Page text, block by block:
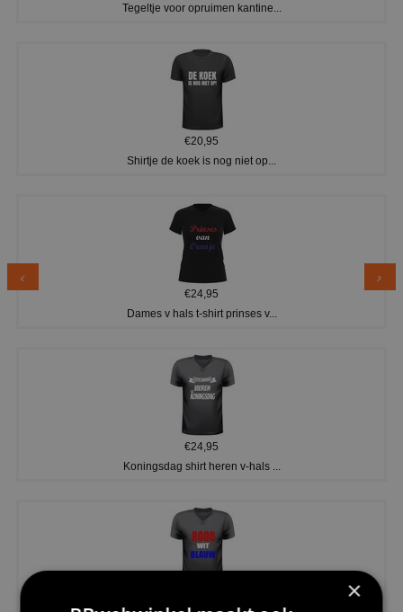
Tegeltje voor opruimen kantine...
€20,95
Shirtje de koek is nog niet op...
€24,95
Dames v hals t-shirt prinses v...
€24,95
Koningsdag shirt heren v-hals ...
×